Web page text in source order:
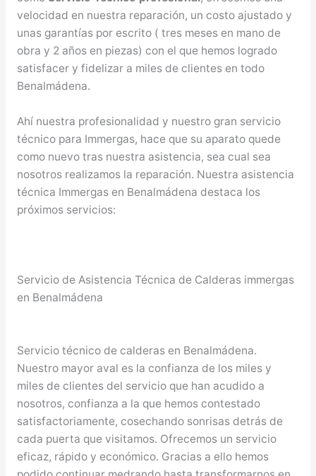
velocidad en nuestra reparación, un costo ajustado y
unas garantías por escrito ( tres meses en mano de
obra y 2 años en piezas) con el que hemos logrado
satisfacer y fidelizar a miles de clientes en todo
Benalmádena.
Ahí nuestra profesionalidad y nuestro gran servicio
técnico para Immergas, hace que su aparato quede
como nuevo tras nuestra asistencia, sea cual sea
nosotros realizamos la reparación. Nuestra asistencia
técnica Immergas en Benalmádena destaca los
próximos servicios:
Servicio de Asistencia Técnica de Calderas immergas
en Benalmádena
Servicio técnico de calderas en Benalmádena.
Nuestro mayor aval es la confianza de los miles y
miles de clientes del servicio que han acudido a
nosotros, confianza a la que hemos contestado
satisfactoriamente, cosechando sonrisas detrás de
cada puerta que visitamos. Ofrecemos un servicio
eficaz, rápido y económico. Gracias a ello hemos